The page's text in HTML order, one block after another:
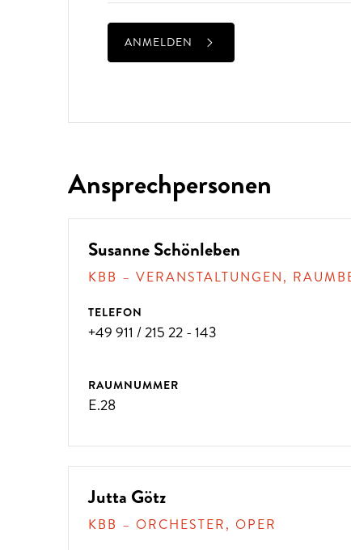
ALTE MUSIK BIS
?
ANMELDEN
Ansprechpersonen
Susanne Schönleben
KBB – VERANSTALTUNGEN,
TELEFON
+49 911 / 215 22 - 143
RAUMNUMMER
E.28
Jutta Götz
KBB – ORCHESTER, OPER